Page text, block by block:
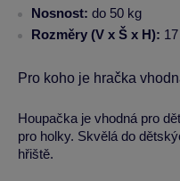
Nosnost: do 50 kg
Rozměry (V x Š x H):
Pro koho je hračka
Houpačka je vhodná pro
pro holky. Skvělá do
hřiště.